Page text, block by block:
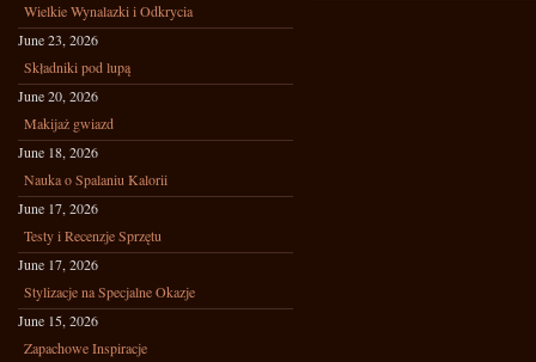
Wielkie Wynalazki i Odkrycia
June 23, 2026
Składniki pod lupą
June 20, 2026
Makijaż gwiazd
June 18, 2026
Nauka o Spalaniu Kalorii
June 17, 2026
Testy i Recenzje Sprzętu
June 17, 2026
Stylizacje na Specjalne Okazje
June 15, 2026
Zapachowe Inspiracje